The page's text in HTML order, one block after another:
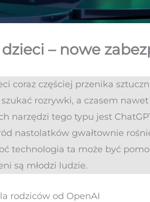
dzieci – nowe
coraz częściej przenika
rozrywki, a czasem
narzędzi tego typu jest
nastolatków gwałtownie
technologia ta może być
są młodzi ludzie.
rodziców od OpenAI